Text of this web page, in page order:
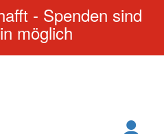
- Spenden sind
möglich